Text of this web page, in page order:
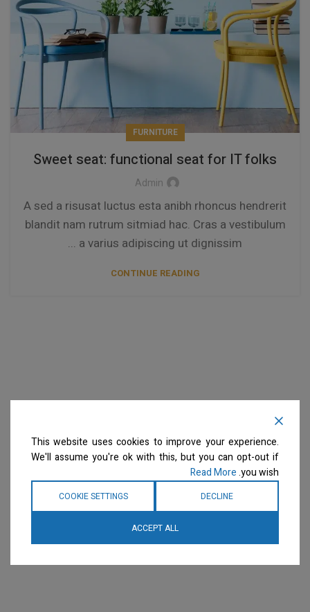
FURNITURE
Sweet seat: functional seat for IT folks
Admin
A sed a risusat luctus esta anibh rhoncus hendrerit
blandit nam rutrum sitmiad hac. Cras a vestibulum
a varius adipiscing ut dignissim ...
CONTINUE READING
This website uses cookies to improve your experience.
We'll assume you're ok with this, but you can opt-out if
you wish.
Read More
DECLINE
COOKIE SETTINGS
ACCEPT ALL